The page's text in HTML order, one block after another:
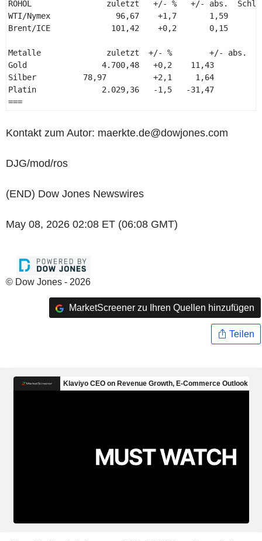
ROHÖL                zuletzt   +/- %   +/- abs.
WTI/Nymex              96,67    +1,7       1,59
Brent/ICE             101,42    +0,2       0,15
Metalle              zuletzt  +/- %        +/- abs.
Gold                4.700,48   +0,2    11,43
Silber          78,97          +2,1     1,64
Platin              2.029,36   -1,5   -31,47
===
Kontakt zum Autor: maerkte.de@dowjones.com
DJG/mod/ros
(END) Dow Jones Newswires
May 08, 2026 02:08 ET (06:08 GMT)
© Dow Jones - 2026
MarketScreener zu Ihren Quellen hinzufügen
Teilen